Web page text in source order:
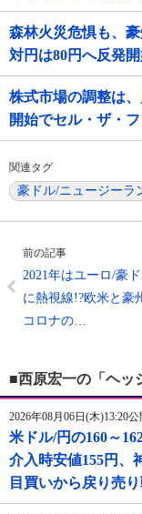
森林火災危惧も、
対円は80円へ反発開
株式市場の調整は
開始でセル・ザ・
関連タグ
豪ドル/ニュージーラ
前の記事
2021年はユーロ/豪
に熱視線!?欧米と豪
コロナの…
■西原宏一の「ヘッ
2026年08月06日(木)13:20公
米ドル/円の160～
介入時安値155円、
目買いから戻り売